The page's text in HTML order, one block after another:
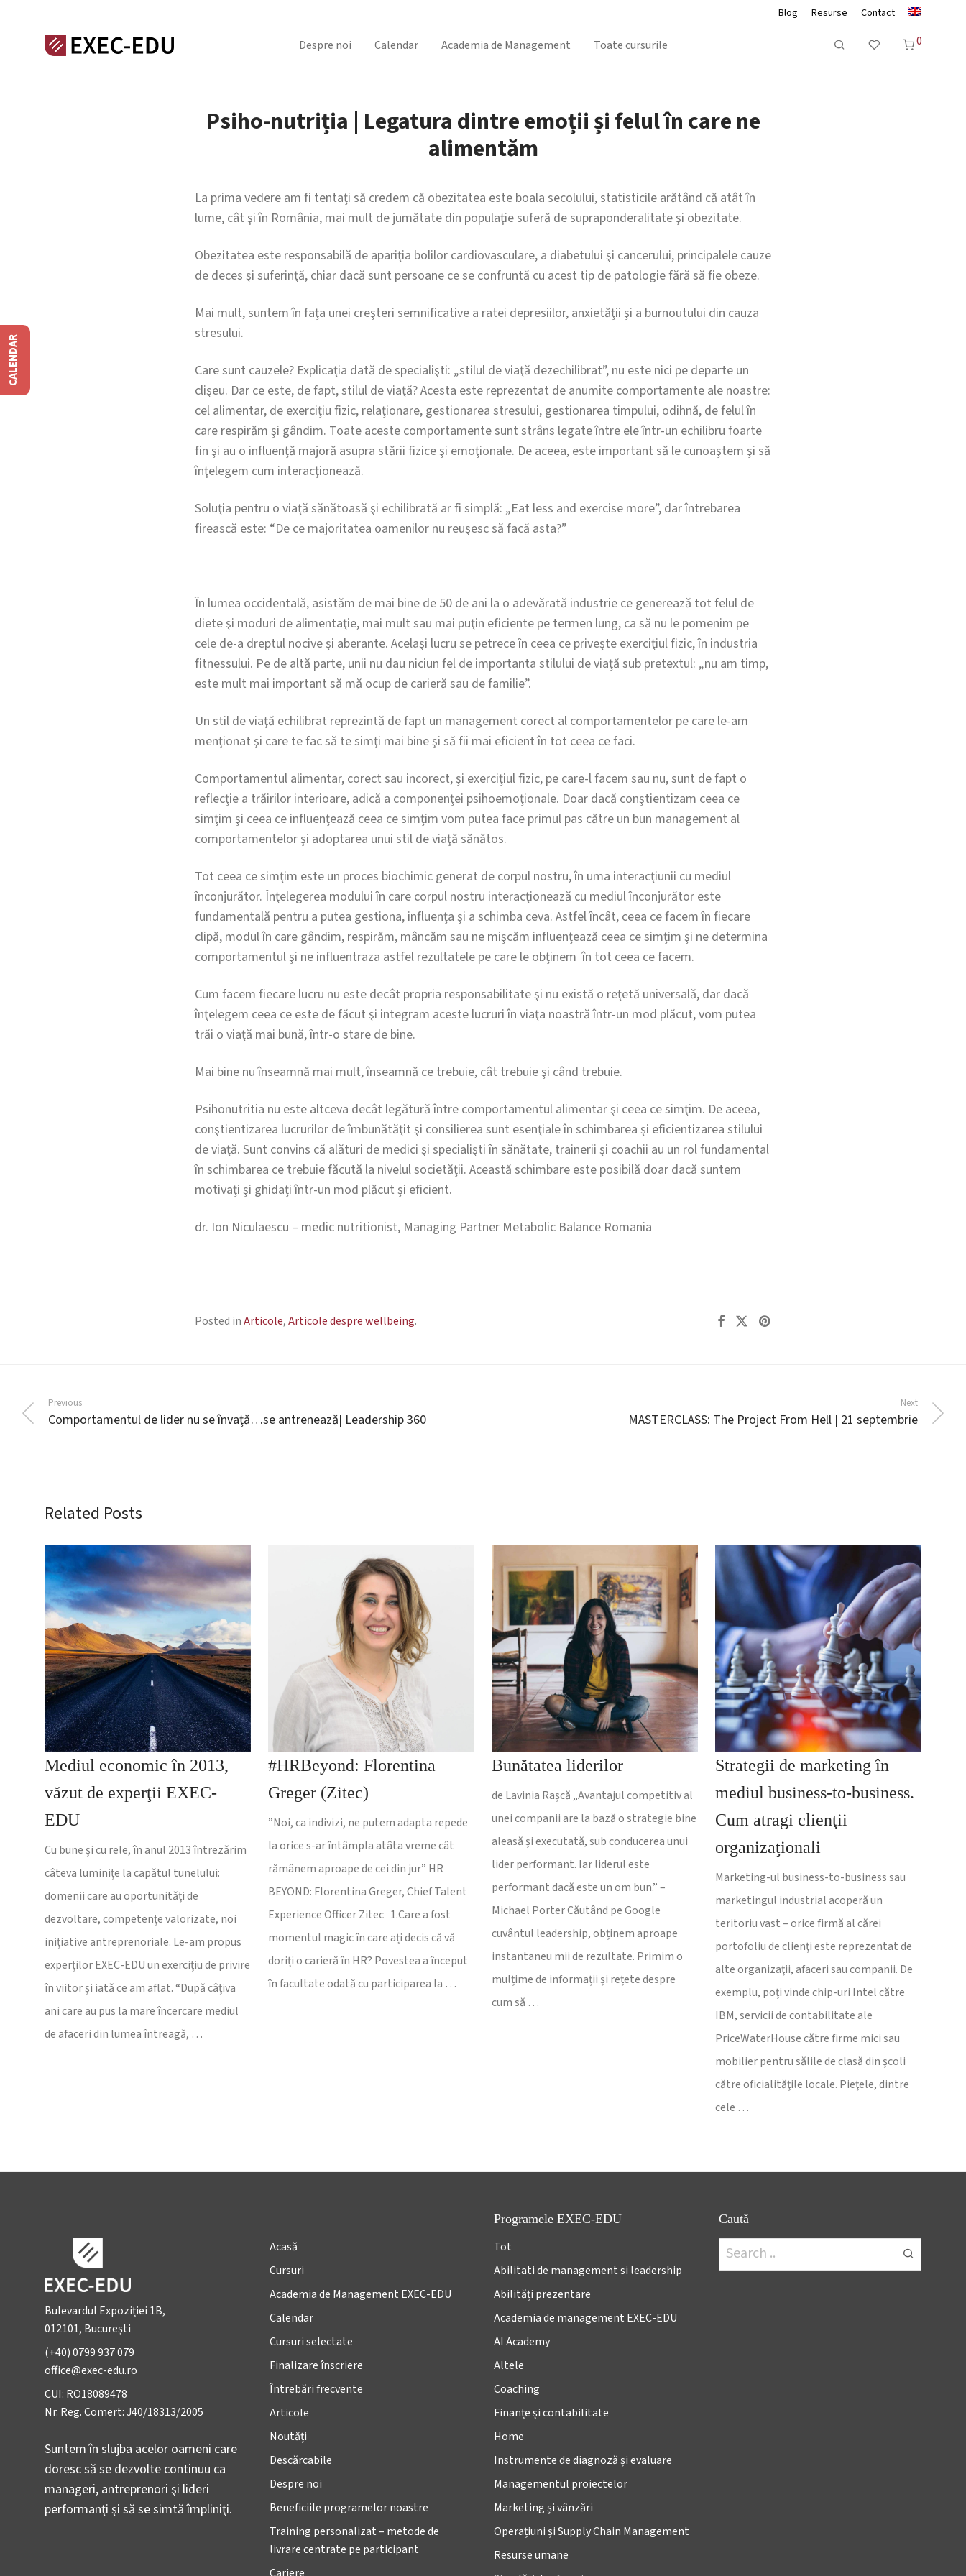
Blog Resurse Contact
Despre noi Calendar Academia de Management Toate cursurile 0
Psiho-nutriția | Legatura dintre emoții și felul în care ne
alimentăm
La prima vedere am fi tentaţi să credem că obezitatea este boala secolului, statisticile arătând că atât în
lume, cât şi în România, mai mult de jumătate din populaţie suferă de supraponderalitate şi obezitate.
Obezitatea este responsabilă de apariţia bolilor cardiovasculare, a diabetului şi cancerului, principalele cauze
de deces şi suferinţă, chiar dacă sunt persoane ce se confruntă cu acest tip de patologie fără să fie obeze.
Mai mult, suntem în faţa unei creşteri semnificative a ratei depresiilor, anxietăţii şi a burnoutului din cauza
stresului.
Care sunt cauzele? Explicaţia dată de specialişti: „stilul de viaţă dezechilibrat”, nu este nici pe departe un
clişeu. Dar ce este, de fapt, stilul de viaţă? Acesta este reprezentat de anumite comportamente ale noastre:
cel alimentar, de exerciţiu fizic, relaţionare, gestionarea stresului, gestionarea timpului, odihnă, de felul în
care respirăm şi gândim. Toate aceste comportamente sunt strâns legate între ele într-un echilibru foarte
fin şi au o influenţă majoră asupra stării fizice şi emoţionale. De aceea, este important să le cunoaştem şi să
înţelegem cum interacţionează.
Soluţia pentru o viaţă sănătoasă şi echilibrată ar fi simplă: „Eat less and exercise more”, dar întrebarea
firească este: “De ce majoritatea oamenilor nu reuşesc să facă asta?”
În lumea occidentală, asistăm de mai bine de 50 de ani la o adevărată industrie ce generează tot felul de
diete şi moduri de alimentaţie, mai mult sau mai puţin eficiente pe termen lung, ca să nu le pomenim pe
cele de-a dreptul nocive şi aberante. Acelaşi lucru se petrece în ceea ce priveşte exerciţiul fizic, în industria
fitnessului. Pe de altă parte, unii nu dau niciun fel de importanta stilului de viaţă sub pretextul: „nu am timp,
este mult mai important să mă ocup de carieră sau de familie”.
Un stil de viaţă echilibrat reprezintă de fapt un management corect al comportamentelor pe care le-am
menţionat şi care te fac să te simţi mai bine şi să fii mai eficient în tot ceea ce faci.
Comportamentul alimentar, corect sau incorect, şi exerciţiul fizic, pe care-l facem sau nu, sunt de fapt o
reflecţie a trăirilor interioare, adică a componenţei psihoemoţionale. Doar dacă conştientizam ceea ce
simţim şi ceea ce influenţează ceea ce simţim vom putea face primul pas către un bun management al
comportamentelor şi adoptarea unui stil de viaţă sănătos.
Tot ceea ce simţim este un proces biochimic generat de corpul nostru, în uma interacţiunii cu mediul
înconjurător. Înţelegerea modului în care corpul nostru interacţionează cu mediul înconjurător este
fundamentală pentru a putea gestiona, influenţa şi a schimba ceva. Astfel încât, ceea ce facem în fiecare
clipă, modul în care gândim, respirăm, mâncăm sau ne mişcăm influenţează ceea ce simţim şi ne determina
comportamentul şi ne influentraza astfel rezultatele pe care le obţinem în tot ceea ce facem.
Cum facem fiecare lucru nu este decât propria responsabilitate şi nu există o reţetă universală, dar dacă
înţelegem ceea ce este de făcut şi integram aceste lucruri în viaţa noastră într-un mod plăcut, vom putea
trăi o viaţă mai bună, într-o stare de bine.
Mai bine nu înseamnă mai mult, înseamnă ce trebuie, cât trebuie şi când trebuie.
Psihonutritia nu este altceva decât legătură între comportamentul alimentar şi ceea ce simţim. De aceea,
conştientizarea lucrurilor de îmbunătăţit şi consilierea sunt esenţiale în schimbarea şi eficientizarea stilului
de viaţă. Sunt convins că alături de medici şi specialişti în sănătate, trainerii şi coachii au un rol fundamental
în schimbarea ce trebuie făcută la nivelul societăţii. Această schimbare este posibilă doar dacă suntem
motivaţi şi ghidaţi într-un mod plăcut şi eficient.
dr. Ion Niculaescu – medic nutritionist, Managing Partner Metabolic Balance Romania
Posted inArticole,Articole despre wellbeing.
Previous
Comportamentul de lider nu se învaţă…se antrenează| Leadership 360
Next
MASTERCLASS: The Project From Hell | 21 septembrie
Related Posts
Mediul economic în 2013,
văzut de experţii EXEC-
EDU
Cu bune şi cu rele, în anul 2013 întrezărim
câteva luminiţe la capătul tunelului:
domenii care au oportunităţi de
dezvoltare, competențe valorizate, noi
inițiative antreprenoriale. Le-am propus
experţilor EXEC-EDU un exerciţiu de privire
în viitor şi iată ce am aflat. “După câţiva
ani care au pus la mare încercare mediul
de afaceri din lumea întreagă, …
#HRBeyond: Florentina
Greger (Zitec)
”Noi, ca indivizi, ne putem adapta repede
la orice s-ar întâmpla atâta vreme cât
rămânem aproape de cei din jur” HR
BEYOND: Florentina Greger, Chief Talent
Experience Officer Zitec 1.Care a fost
momentul magic în care ați decis că vă
doriți o carieră în HR? Povestea a început
în facultate odată cu participarea la …
Bunătatea liderilor
de Lavinia Rașcă „Avantajul competitiv al
unei companii are la bază o strategie bine
aleasă și executată, sub conducerea unui
lider performant. Iar liderul este
performant dacă este un om bun.” –
Michael Porter Căutând pe Google
cuvântul leadership, obținem aproape
instantaneu mii de rezultate. Primim o
mulțime de informații și rețete despre
cum să …
Strategii de marketing în
mediul business-to-business.
Cum atragi clienţii
organizaţionali
Marketing-ul business-to-business sau
marketingul industrial acoperă un
teritoriu vast – orice firmă al cărei
portofoliu de clienţi este reprezentat de
alte organizaţii, afaceri sau companii. De
exemplu, poţi vinde chip-uri Intel către
IBM, servicii de contabilitate ale
PriceWaterHouse către firme mici sau
mobilier pentru sălile de clasă din şcoli
către oficialităţile locale. Pieţele, dintre
cele …
Bulevardul Expoziției 1B,
012101, București
(+40) 0799 937 079
office@exec-edu.ro
CUI: RO18089478
Nr. Reg. Comert: J40/18313/2005
Suntem în slujba acelor oameni care
doresc să se dezvolte continuu ca
manageri, antreprenori şi lideri
performanţi şi să se simtă împliniţi.
Acasă
Cursuri
Academia de Management EXEC-EDU
Calendar
Cursuri selectate
Finalizare înscriere
Întrebări frecvente
Articole
Noutăți
Descărcabile
Despre noi
Beneficiile programelor noastre
Training personalizat – metode de
livrare centrate pe participant
Programele EXEC-EDU
Tot
Abilitati de management si leadership
Abilități prezentare
Academia de management EXEC-EDU
AI Academy
Altele
Coaching
Finanțe și contabilitate
Home
Instrumente de diagnoză și evaluare
Managementul proiectelor
Marketing și vânzări
Operațiuni și Supply Chain Management
Resurse umane
Caută
CALENDAR